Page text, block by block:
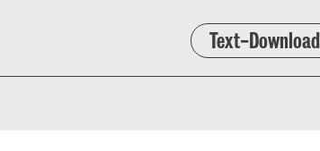
Text-Download